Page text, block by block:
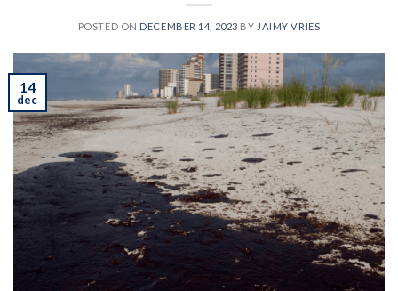
POSTED ON DECEMBER 14, 2023 BY JAIMY VRIES
14
dec